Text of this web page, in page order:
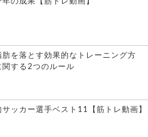
を落とす効果的なトレーニング方
する2つのルール
ッカー選手ベスト11【筋トレ動画】